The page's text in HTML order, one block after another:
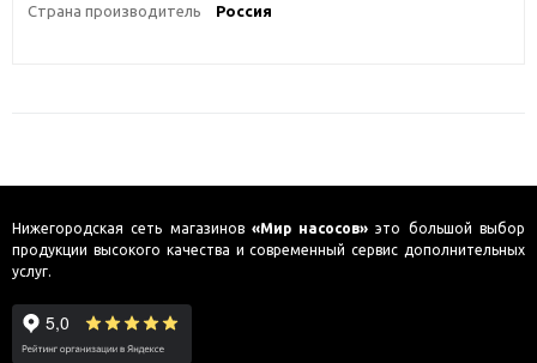
Страна производитель
Россия
Нижегородская сеть магазинов «Мир насосов» это большой выбор
продукции высокого качества и современный сервис дополнительных
услуг.